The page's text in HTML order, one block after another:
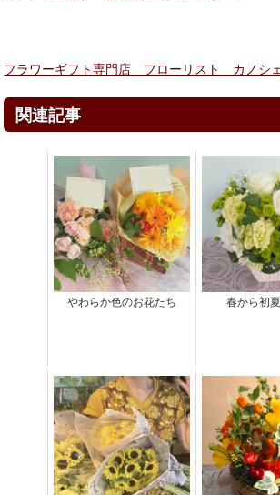
フラワーギフト専門店 フローリスト カノシェ
関連記事
やわらか色のお花たち 春から初夏